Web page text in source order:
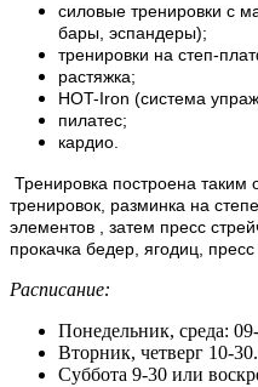
силовые тренировки с
бары, эспандеры);
тренировки на степ-
растяжка;
HOT-Iron (система
пилатес;
кардио.
Тренировка построена таким
тренировок, разминка на
элементов , затем пресс
прокачка бедер, ягодиц,
Расписание:
Понедельник, среда:
Вторник, четверг 10-30.
Суббота 9-30 или